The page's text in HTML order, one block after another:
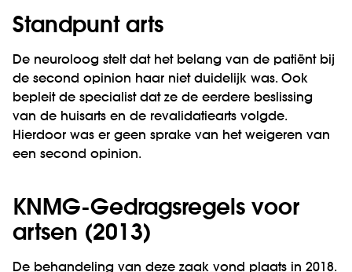
Standpunt arts
De neuroloog stelt dat het belang van de patiënt bij
de second opinion haar niet duidelijk was. Ook
bepleit de specialist dat ze de eerdere beslissing
van de huisarts en de revalidatiearts volgde.
Hierdoor was er geen sprake van het weigeren van
een second opinion.
KNMG-Gedragsregels voor
artsen (2013)
De behandeling van deze zaak vond plaats in 2018.